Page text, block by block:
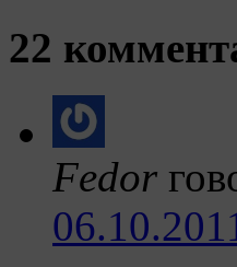
22
Fedor